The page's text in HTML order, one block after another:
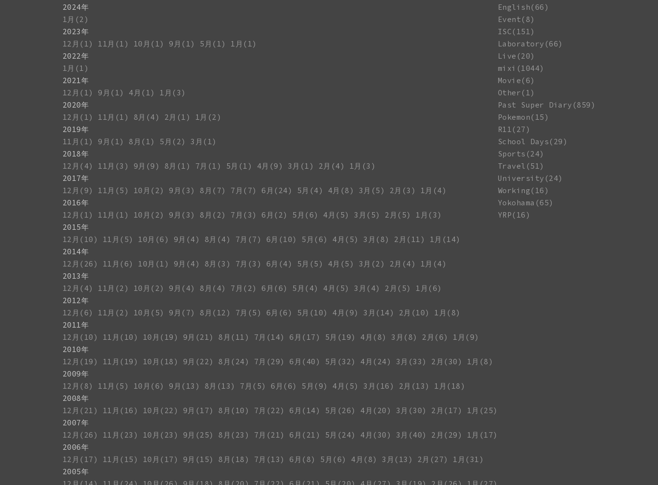
2024年
1月(2)
2023年
12月(1)
11月(1) 10月(1) 9月(1) 5月(1)
1月(1)
2022年
1月(1)
2021年
12月(1)
9月(1) 4月(1)
1月(3)
2020年
12月(1)
11月(1) 8月(4) 2月(1)
1月(2)
2019年
11月(1)
9月(1) 8月(1) 5月(2)
3月(1)
2018年
12月(4)
11月(3) 9月(9) 8月(1) 7月(1) 5月(1) 4月(9) 3月(1) 2月(4)
1月(3)
2017年
12月(9)
11月(5) 10月(2) 9月(3) 8月(7) 7月(7) 6月(24) 5月(4) 4月(8) 3月(5) 2月(3)
1月(4)
2016年
12月(1)
11月(1) 10月(2) 9月(3) 8月(2) 7月(3) 6月(2) 5月(6) 4月(5) 3月(5) 2月(5)
1月(3)
2015年
12月(10)
11月(5) 10月(6) 9月(4) 8月(4) 7月(7) 6月(10) 5月(6) 4月(5) 3月(8) 2月(11)
1月(14)
2014年
12月(26)
11月(6) 10月(1) 9月(4) 8月(3) 7月(3) 6月(4) 5月(5) 4月(5) 3月(2) 2月(4)
1月(4)
2013年
12月(4)
11月(2) 10月(2) 9月(4) 8月(4) 7月(2) 6月(6) 5月(4) 4月(5) 3月(4) 2月(5)
1月(6)
2012年
12月(6)
11月(2) 10月(5) 9月(7) 8月(12) 7月(5) 6月(6) 5月(10) 4月(9) 3月(14) 2月(10)
1月(8)
2011年
12月(10)
11月(10) 10月(19) 9月(21) 8月(11) 7月(14) 6月(17) 5月(19) 4月(8) 3月(8) 2月(6)
1月(9)
2010年
12月(19)
11月(19) 10月(18) 9月(22) 8月(24) 7月(29) 6月(40) 5月(32) 4月(24) 3月(33) 2月(30)
1月(8)
2009年
12月(8)
11月(5) 10月(6) 9月(13) 8月(13) 7月(5) 6月(6) 5月(9) 4月(5) 3月(16) 2月(13)
1月(18)
2008年
12月(21)
11月(16) 10月(22) 9月(17) 8月(10) 7月(22) 6月(14) 5月(26) 4月(20) 3月(30) 2月(17)
1月(25)
2007年
12月(26)
11月(23) 10月(23) 9月(25) 8月(23) 7月(21) 6月(21) 5月(24) 4月(30) 3月(40) 2月(29)
1月(17)
2006年
12月(17)
11月(15) 10月(17) 9月(15) 8月(18) 7月(13) 6月(8) 5月(6) 4月(8) 3月(13) 2月(27)
1月(31)
2005年
English(66)
Event(8)
ISC(151)
Laboratory(66)
Live(20)
mixi(1044)
Movie(6)
Other(1)
Past Super Diary(859)
Pokemon(15)
R11(27)
School Days(29)
Sports(24)
Travel(51)
University(24)
Working(16)
Yokohama(65)
YRP(16)